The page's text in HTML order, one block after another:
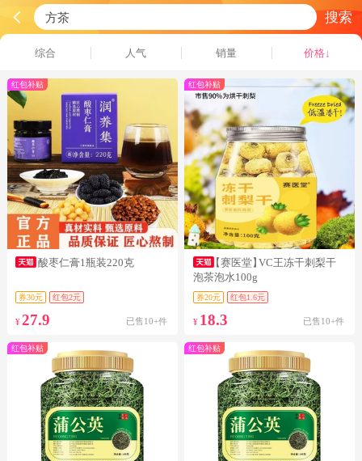
搜索
综合 人气 销量 价格↓
红包补贴
酸枣仁膏1瓶装220克
券30元 红包2元
¥ 27.9 已售10+件
红包补贴
【赛医堂】VC王冻干刺梨干
泡茶泡水100g
券20元 红包1.6元
¥ 18.3 已售10+件
红包补贴 红包补贴